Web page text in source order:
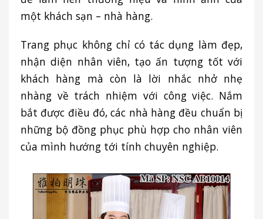
một khách sạn – nhà hàng.
Trang phục không chỉ có tác dụng làm đẹp,
nhận diện nhân viên, tạo ấn tượng tốt với
khách hàng mà còn là lời nhắc nhở nhẹ
nhàng về trách nhiệm với công việc. Nắm
bắt được điều đó, các nhà hàng đều chuẩn bị
những bộ đồng phục phù hợp cho nhân viên
của mình hướng tới tính chuyên nghiệp.